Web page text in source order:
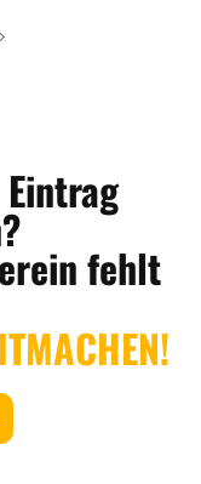
fehlt